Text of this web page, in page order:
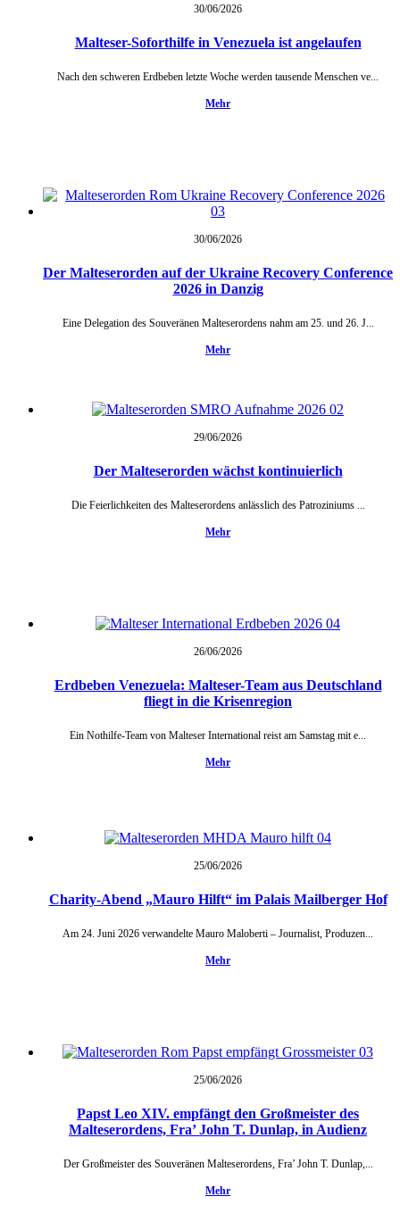
30/06/2026
Malteser-Soforthilfe in Venezuela ist angelaufen
Nach den schweren Erdbeben letzte Woche werden tausende Menschen ve...
Mehr
30/06/2026
Der Malteserorden auf der Ukraine Recovery Conference
2026 in Danzig
Eine Delegation des Souveränen Malteserordens nahm am 25. und 26. J...
Mehr
29/06/2026
Der Malteserorden wächst kontinuierlich
Die Feierlichkeiten des Malteserordens anlässlich des Patroziniums ...
Mehr
26/06/2026
Erdbeben Venezuela: Malteser-Team aus Deutschland
fliegt in die Krisenregion
Ein Nothilfe-Team von Malteser International reist am Samstag mit e...
Mehr
25/06/2026
Charity-Abend „Mauro Hilft“ im Palais Mailberger Hof
Am 24. Juni 2026 verwandelte Mauro Maloberti – Journalist, Produzen...
Mehr
25/06/2026
Papst Leo XIV. empfängt den Großmeister des
Malteserordens, Fra’ John T. Dunlap, in Audienz
Der Großmeister des Souveränen Malteserordens, Fra’ John T. Dunlap,...
Mehr